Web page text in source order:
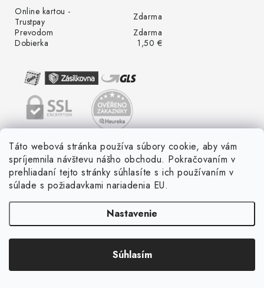
Táto webová stránka používa súbory cookie, aby vám
spríjemnila návštevu nášho obchodu. Pokračovaním v
prehliadaní tejto stránky súhlasíte s ich používaním v
súlade s požiadavkami nariadenia EU.
Nastavenie
Súhlasím
Online kartou -
Trustpay
Zdarma
Prevodom
Zdarma
Dobierka
1,50 €
LED ME GROW. Všetky práva vyhradené.